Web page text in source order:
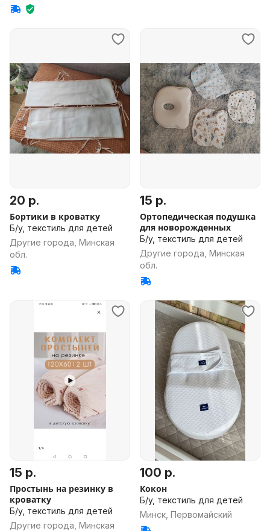
20 р.
Бортики в кроватку
Б/у, текстиль для детей
Другие города, Минская
обл.
15 р.
Ортопедическая подушка
для новорожденных
Б/у, текстиль для детей
Другие города, Минская
обл.
15 р.
Простынь на резинку в
кроватку
Б/у, текстиль для детей
Другие города, Минская
100 р.
Кокон
Б/у, текстиль для детей
Минск, Первомайский